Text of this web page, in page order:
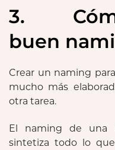
3.
buen
Crear un naming
mucho más
otra tarea.
El naming de una
sintetiza todo lo